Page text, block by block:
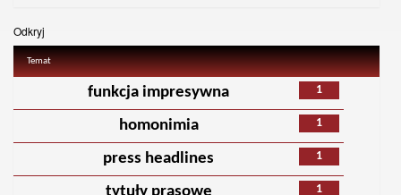
Odkryj
Temat
1
funkcja impresywna
1
homonimia
1
press headlines
1